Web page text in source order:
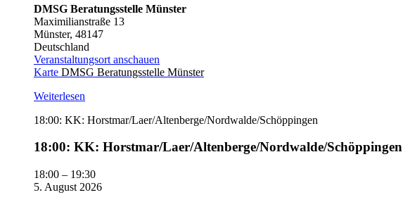
DMSG Beratungsstelle Münster
Maximilianstraße 13
Münster, 48147
Deutschland
Veranstaltungsort anschauen
Karte DMSG Beratungsstelle Münster
Weiterlesen
18:00: KK: Horstmar/Laer/Altenberge/Nordwalde/Schöppingen
18:00: KK: Horstmar/Laer/Altenberge/Nordwalde/Schöppingen
18:00 – 19:30
5. August 2026